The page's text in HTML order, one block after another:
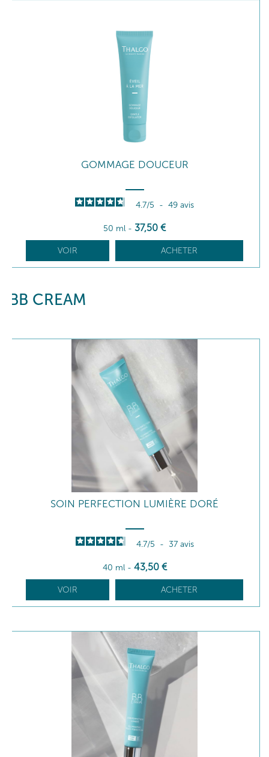
GOMMAGE DOUCEUR
4.7/5 - 49 avis
50 ml - 37,50 €
VOIR ACHETER
BB CREAM
SOIN PERFECTION LUMIÈRE DORÉ
4.7/5 - 37 avis
40 ml - 43,50 €
VOIR ACHETER